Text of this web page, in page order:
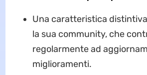
Una caratteristica
la sua community, che
regolarmente ad
miglioramenti.